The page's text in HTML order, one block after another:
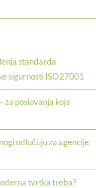
standarda
sigurnosti ISO27001
za poslovanja koja
odlučuju za agencije
tvrtka treba?